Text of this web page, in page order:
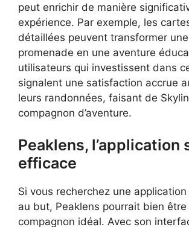
peut enrichir de manière
expérience. Par exemple, les
détaillées peuvent transformer
promenade en une aventure
utilisateurs qui investissent dans
signalent une satisfaction accrue
leurs randonnées, faisant de
compagnon d’aventure.
Peaklens, l’application
efficace
Si vous recherchez une
au but, Peaklens pourrait bien être
compagnon idéal. Avec son